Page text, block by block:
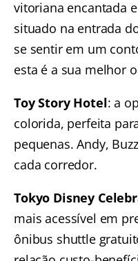
vitoriana encantada
situado na entrada
se sentir em um
esta é a sua melhor
Toy Story Hotel: a
colorida, perfeita
pequenas. Andy,
cada corredor.
Tokyo Disney
mais acessível em
ônibus shuttle